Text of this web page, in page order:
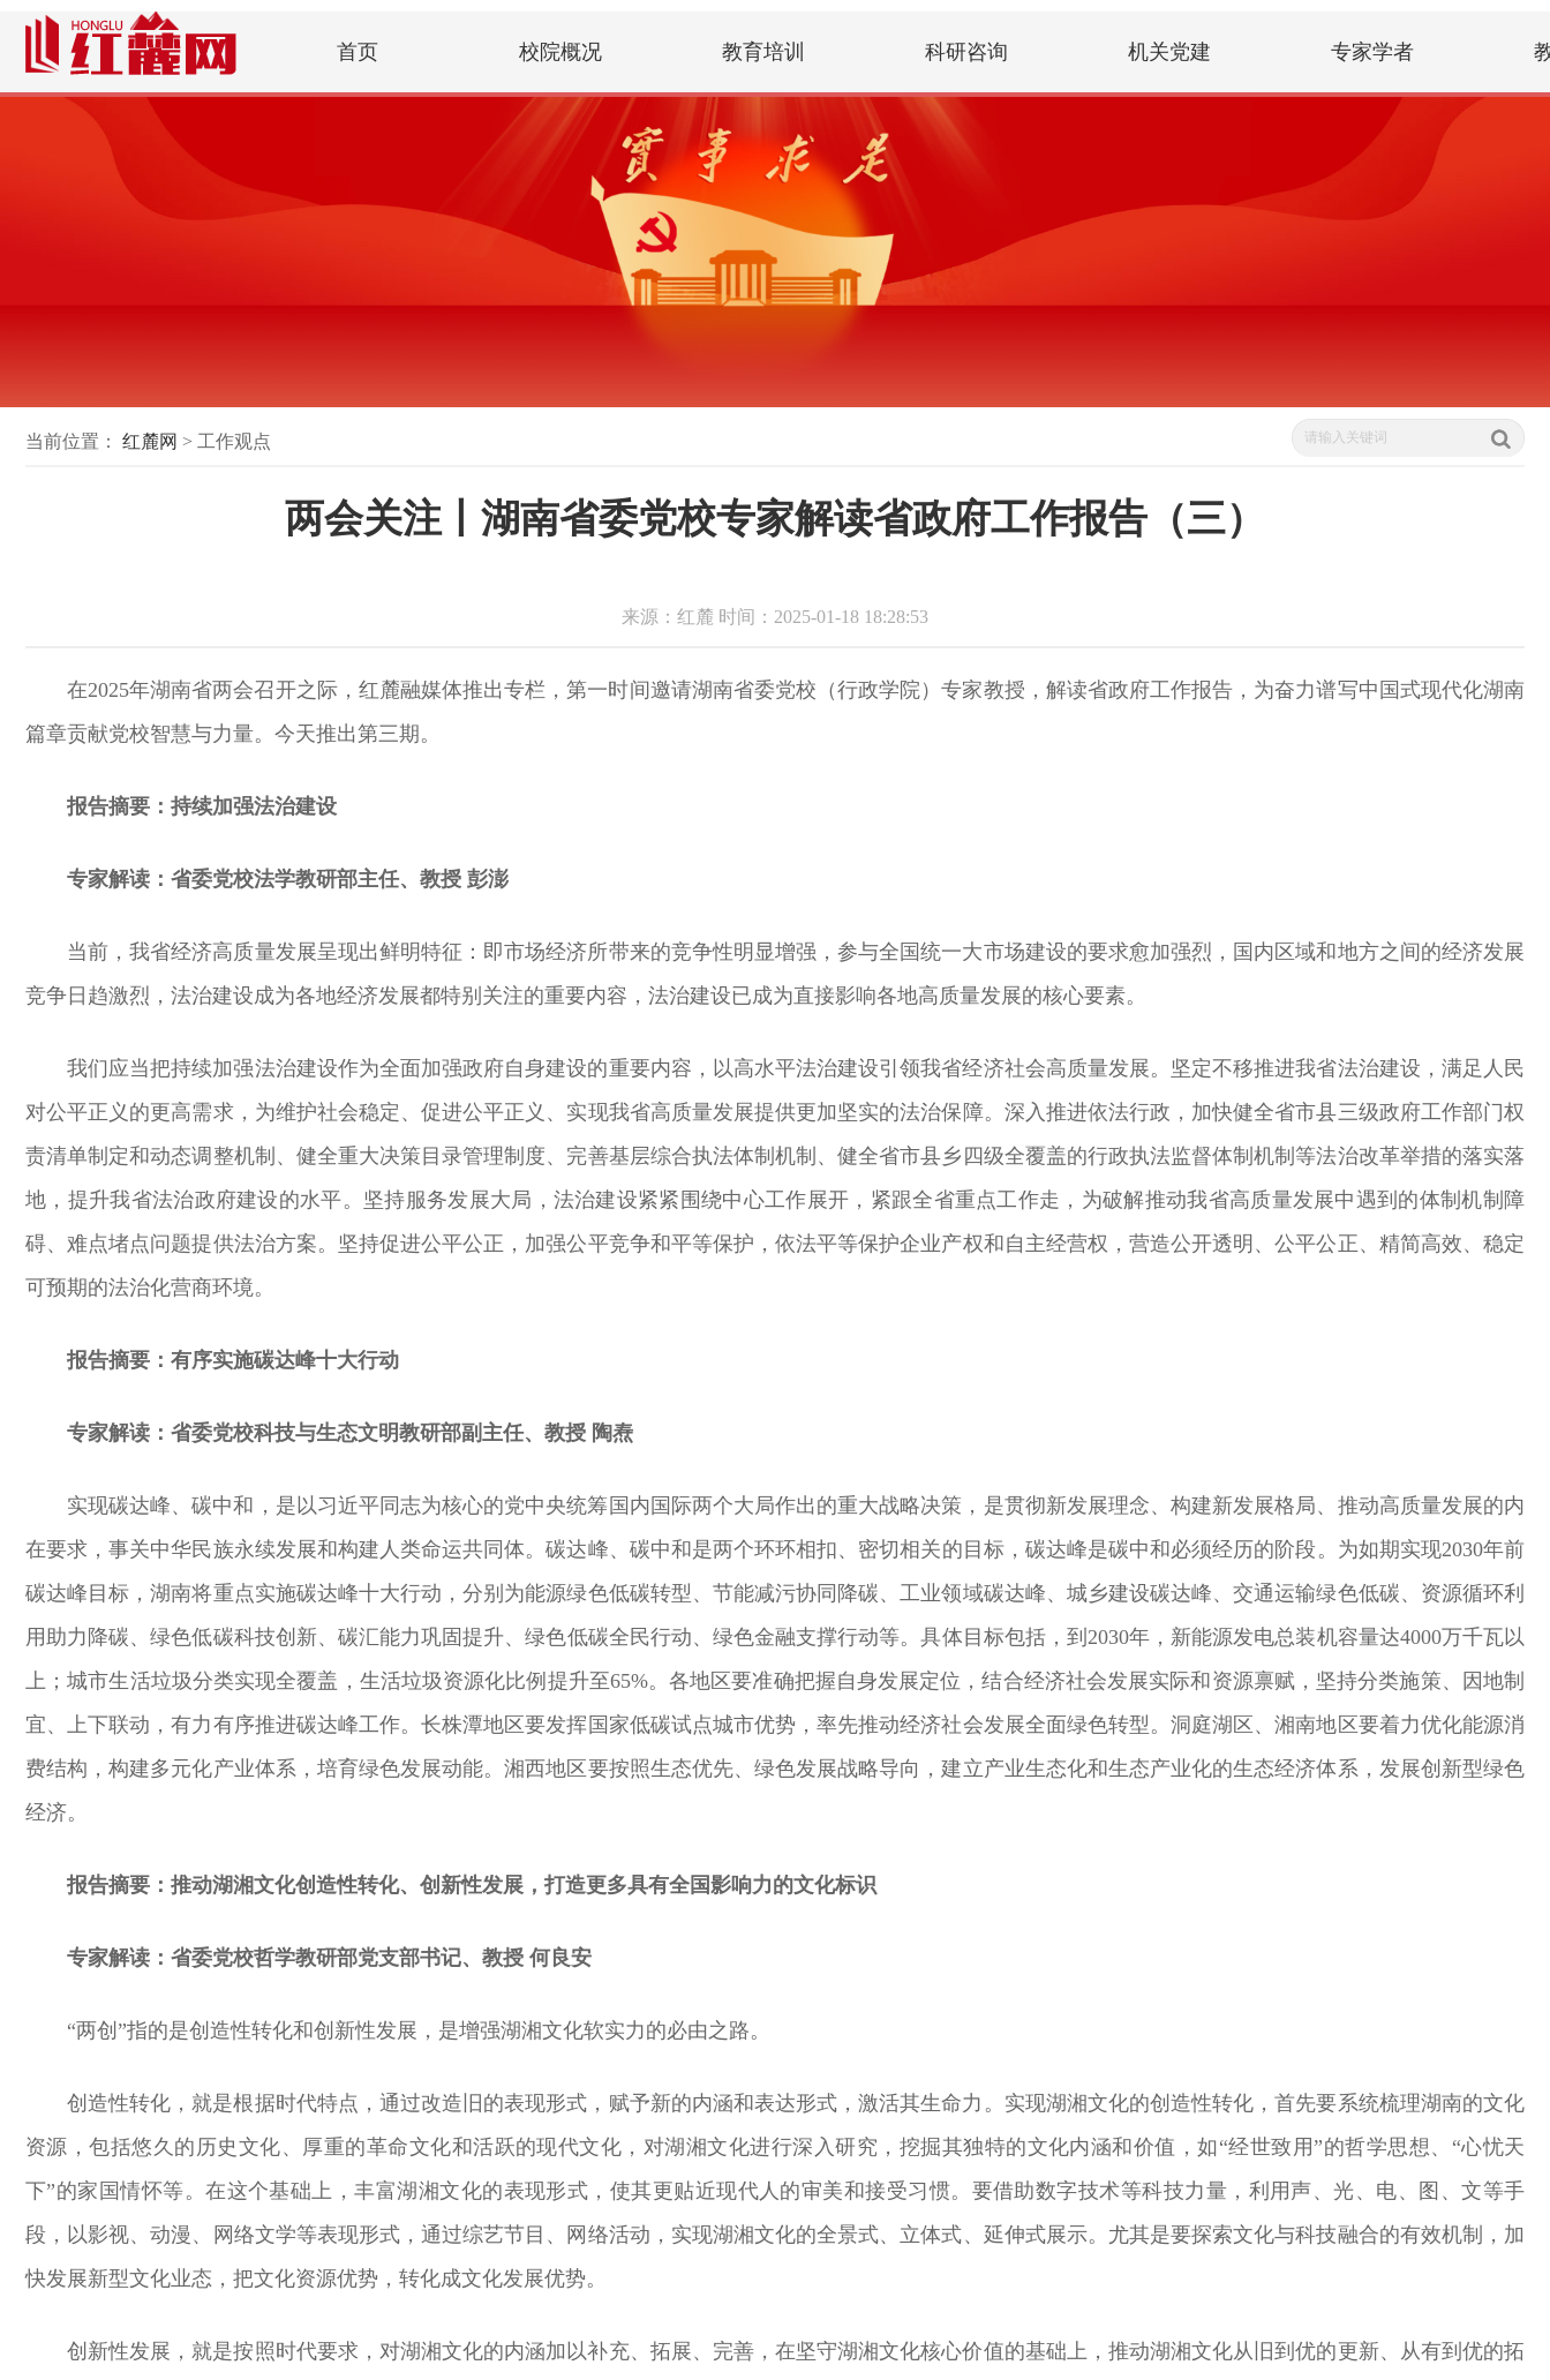
首页 校院概况 教育培训 科研咨询 机关党建 专家学者
当前位置： 红麓网 > 工作观点
两会关注丨湖南省委党校专家解读省政府工作报告（三）
来源：红麓 时间：2025-01-18 18:28:53
在2025年湖南省两会召开之际，红麓融媒体推出专栏，第一时间邀请湖南省委党校（行政学院）专家教授，解读省政府工作报告，为奋力谱写中国式现代化湖南
篇章贡献党校智慧与力量。今天推出第三期。
报告摘要：持续加强法治建设
专家解读：省委党校法学教研部主任、教授 彭澎
当前，我省经济高质量发展呈现出鲜明特征：即市场经济所带来的竞争性明显增强，参与全国统一大市场建设的要求愈加强烈，国内区域和地方之间的经济发展
竞争日趋激烈，法治建设成为各地经济发展都特别关注的重要内容，法治建设已成为直接影响各地高质量发展的核心要素。
我们应当把持续加强法治建设作为全面加强政府自身建设的重要内容，以高水平法治建设引领我省经济社会高质量发展。坚定不移推进我省法治建设，满足人民
对公平正义的更高需求，为维护社会稳定、促进公平正义、实现我省高质量发展提供更加坚实的法治保障。深入推进依法行政，加快健全省市县三级政府工作部门权
责清单制定和动态调整机制、健全重大决策目录管理制度、完善基层综合执法体制机制、健全省市县乡四级全覆盖的行政执法监督体制机制等法治改革举措的落实落
地，提升我省法治政府建设的水平。坚持服务发展大局，法治建设紧紧围绕中心工作展开，紧跟全省重点工作走，为破解推动我省高质量发展中遇到的体制机制障
碍、难点堵点问题提供法治方案。坚持促进公平公正，加强公平竞争和平等保护，依法平等保护企业产权和自主经营权，营造公开透明、公平公正、精简高效、稳定
可预期的法治化营商环境。
报告摘要：有序实施碳达峰十大行动
专家解读：省委党校科技与生态文明教研部副主任、教授 陶焘
实现碳达峰、碳中和，是以习近平同志为核心的党中央统筹国内国际两个大局作出的重大战略决策，是贯彻新发展理念、构建新发展格局、推动高质量发展的内
在要求，事关中华民族永续发展和构建人类命运共同体。碳达峰、碳中和是两个环环相扣、密切相关的目标，碳达峰是碳中和必须经历的阶段。为如期实现2030年前
碳达峰目标，湖南将重点实施碳达峰十大行动，分别为能源绿色低碳转型、节能减污协同降碳、工业领域碳达峰、城乡建设碳达峰、交通运输绿色低碳、资源循环利
用助力降碳、绿色低碳科技创新、碳汇能力巩固提升、绿色低碳全民行动、绿色金融支撑行动等。具体目标包括，到2030年，新能源发电总装机容量达4000万千瓦以
上；城市生活垃圾分类实现全覆盖，生活垃圾资源化比例提升至65%。各地区要准确把握自身发展定位，结合经济社会发展实际和资源禀赋，坚持分类施策、因地制
宜、上下联动，有力有序推进碳达峰工作。长株潭地区要发挥国家低碳试点城市优势，率先推动经济社会发展全面绿色转型。洞庭湖区、湘南地区要着力优化能源消
费结构，构建多元化产业体系，培育绿色发展动能。湘西地区要按照生态优先、绿色发展战略导向，建立产业生态化和生态产业化的生态经济体系，发展创新型绿色
经济。
报告摘要：推动湖湘文化创造性转化、创新性发展，打造更多具有全国影响力的文化标识
专家解读：省委党校哲学教研部党支部书记、教授 何良安
“两创”指的是创造性转化和创新性发展，是增强湖湘文化软实力的必由之路。
创造性转化，就是根据时代特点，通过改造旧的表现形式，赋予新的内涵和表达形式，激活其生命力。实现湖湘文化的创造性转化，首先要系统梳理湖南的文化
资源，包括悠久的历史文化、厚重的革命文化和活跃的现代文化，对湖湘文化进行深入研究，挖掘其独特的文化内涵和价值，如“经世致用”的哲学思想、“心忧天
下”的家国情怀等。在这个基础上，丰富湖湘文化的表现形式，使其更贴近现代人的审美和接受习惯。要借助数字技术等科技力量，利用声、光、电、图、文等手
段，以影视、动漫、网络文学等表现形式，通过综艺节目、网络活动，实现湖湘文化的全景式、立体式、延伸式展示。尤其是要探索文化与科技融合的有效机制，加
快发展新型文化业态，把文化资源优势，转化成文化发展优势。
创新性发展，就是按照时代要求，对湖湘文化的内涵加以补充、拓展、完善，在坚守湖湘文化核心价值的基础上，推动湖湘文化从旧到优的更新、从有到优的拓